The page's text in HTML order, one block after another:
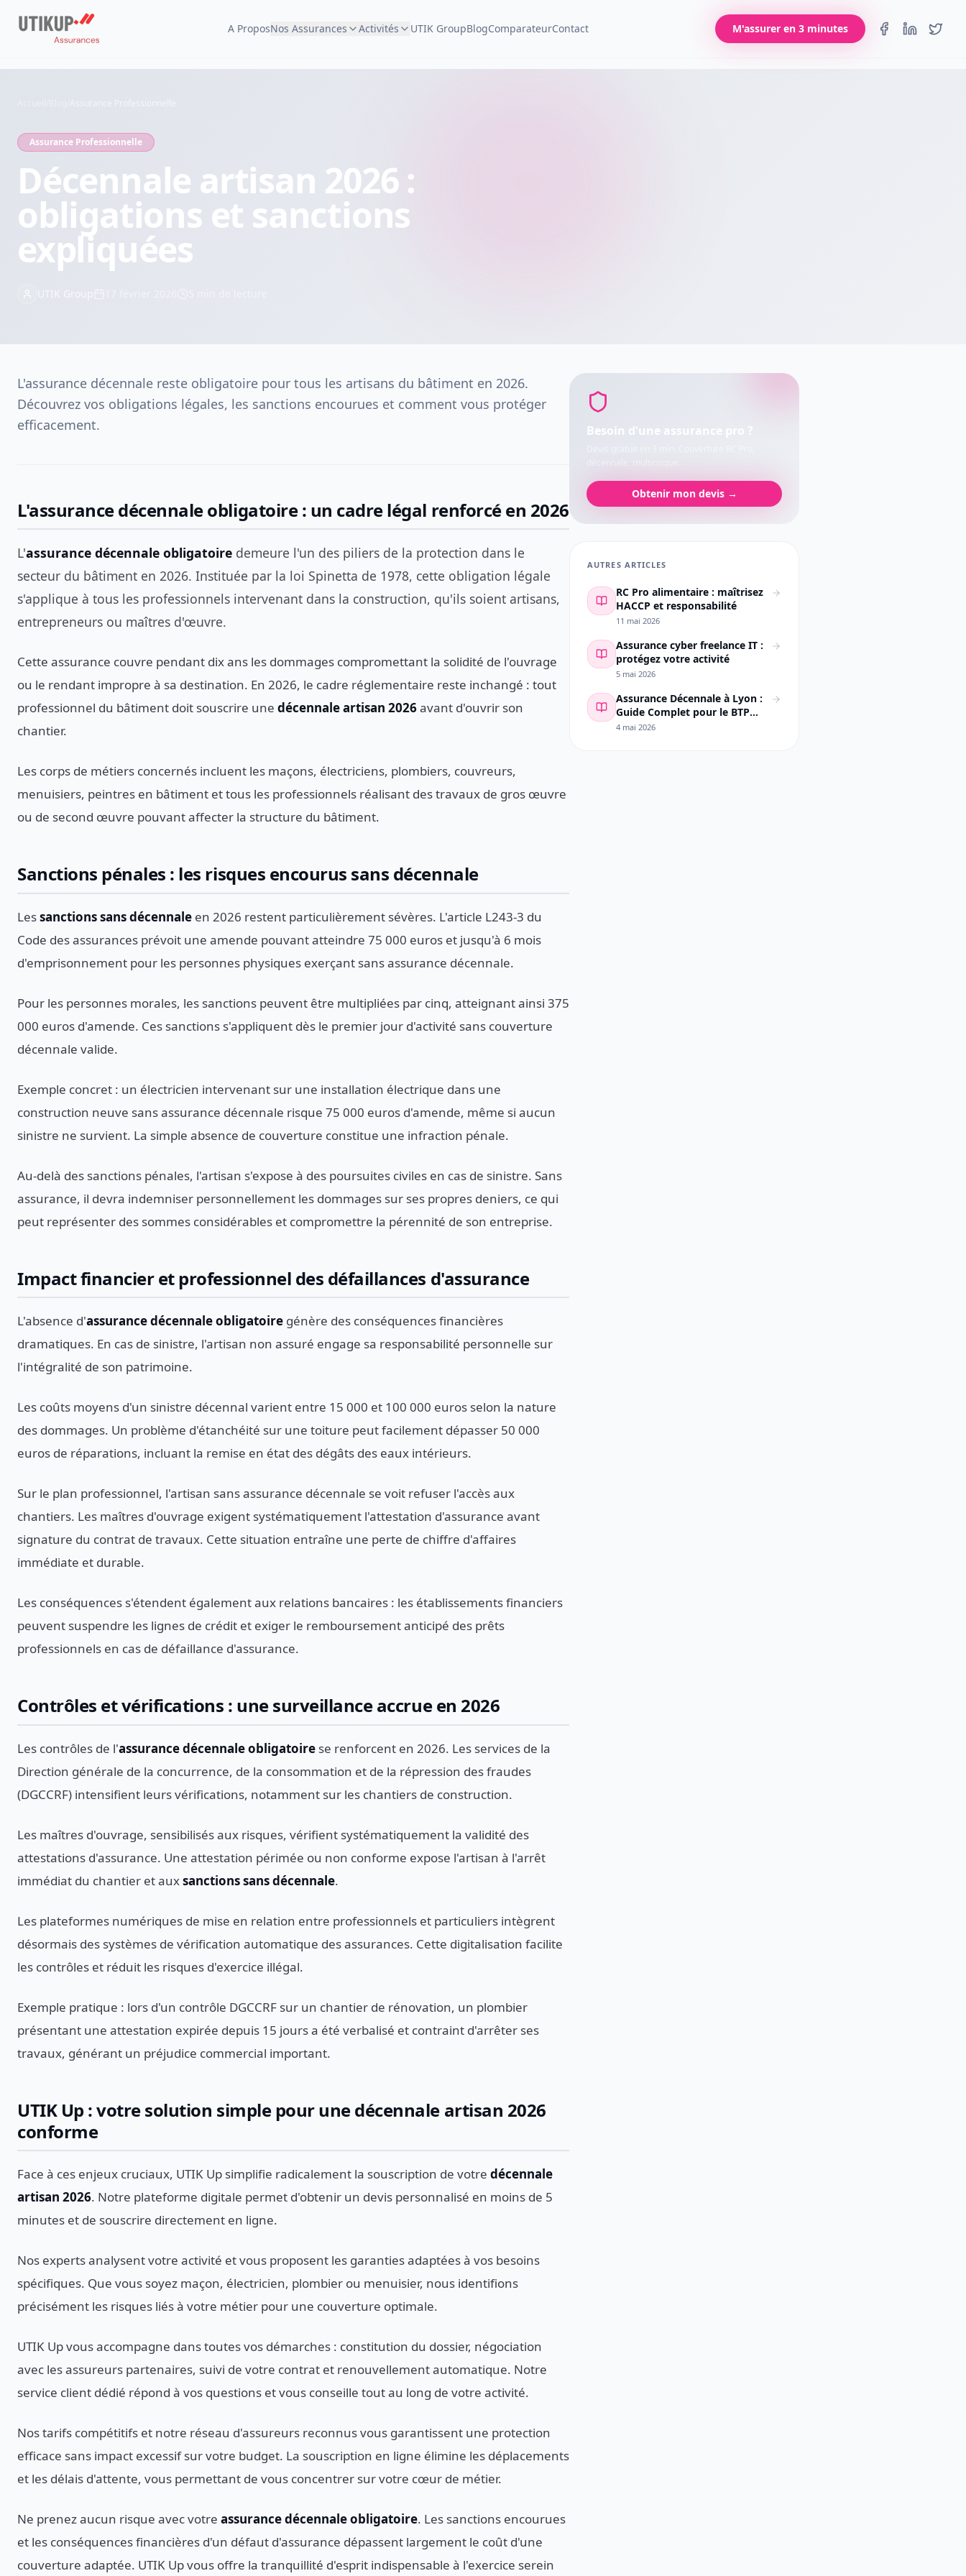
A ProposNos Assurances Activités UTIK GroupBlogComparateurContact M'assurer en 3 minutes
Assurance Professionnelle
Décennale artisan 2026 :
obligations et sanctions
expliquées
L'assurance décennale reste obligatoire pour tous les artisans du bâtiment en 2026.
Découvrez vos obligations légales, les sanctions encourues et comment vous protéger
efficacement.
L'assurance décennale obligatoire : un cadre légal renforcé en 2026
L'assurance décennale obligatoire demeure l'un des piliers de la protection dans le
secteur du bâtiment en 2026. Instituée par la loi Spinetta de 1978, cette obligation légale
s'applique à tous les professionnels intervenant dans la construction, qu'ils soient artisans,
entrepreneurs ou maîtres d'œuvre.
Cette assurance couvre pendant dix ans les dommages compromettant la solidité de l'ouvrage
ou le rendant impropre à sa destination. En 2026, le cadre réglementaire reste inchangé : tout
professionnel du bâtiment doit souscrire une décennale artisan 2026avant d'ouvrir son
chantier.
Les corps de métiers concernés incluent les maçons, électriciens, plombiers, couvreurs,
menuisiers, peintres en bâtiment et tous les professionnels réalisant des travaux de gros œuvre
ou de second œuvre pouvant affecter la structure du bâtiment.
Sanctions pénales : les risques encourus sans décennale
Lessanctions sans décennale en 2026 restent particulièrement sévères. L'article L243-3 du
Code des assurances prévoit une amende pouvant atteindre 75 000 euros et jusqu'à 6 mois
d'emprisonnement pour les personnes physiques exerçant sans assurance décennale.
Pour les personnes morales, les sanctions peuvent être multipliées par cinq, atteignant ainsi 375
000 euros d'amende. Ces sanctions s'appliquent dès le premier jour d'activité sans couverture
décennale valide.
Exemple concret : un électricien intervenant sur une installation électrique dans une
construction neuve sans assurance décennale risque 75 000 euros d'amende, même si aucun
sinistre ne survient. La simple absence de couverture constitue une infraction pénale.
Au-delà des sanctions pénales, l'artisan s'expose à des poursuites civiles en cas de sinistre. Sans
assurance, il devra indemniser personnellement les dommages sur ses propres deniers, ce qui
peut représenter des sommes considérables et compromettre la pérennité de son entreprise.
Impact financier et professionnel des défaillances d'assurance
L'absence d'assurance décennale obligatoire génère des conséquences financières
dramatiques. En cas de sinistre, l'artisan non assuré engage sa responsabilité personnelle sur
l'intégralité de son patrimoine.
Les coûts moyens d'un sinistre décennal varient entre 15 000 et 100 000 euros selon la nature
des dommages. Un problème d'étanchéité sur une toiture peut facilement dépasser 50 000
euros de réparations, incluant la remise en état des dégâts des eaux intérieurs.
Sur le plan professionnel, l'artisan sans assurance décennale se voit refuser l'accès aux
chantiers. Les maîtres d'ouvrage exigent systématiquement l'attestation d'assurance avant
signature du contrat de travaux. Cette situation entraîne une perte de chiffre d'affaires
immédiate et durable.
Les conséquences s'étendent également aux relations bancaires : les établissements financiers
peuvent suspendre les lignes de crédit et exiger le remboursement anticipé des prêts
professionnels en cas de défaillance d'assurance.
Contrôles et vérifications : une surveillance accrue en 2026
Les contrôles de l'assurance décennale obligatoire se renforcent en 2026. Les services de la
Direction générale de la concurrence, de la consommation et de la répression des fraudes
(DGCCRF) intensifient leurs vérifications, notamment sur les chantiers de construction.
Les maîtres d'ouvrage, sensibilisés aux risques, vérifient systématiquement la validité des
attestations d'assurance. Une attestation périmée ou non conforme expose l'artisan à l'arrêt
immédiat du chantier et auxsanctions sans décennale.
Les plateformes numériques de mise en relation entre professionnels et particuliers intègrent
désormais des systèmes de vérification automatique des assurances. Cette digitalisation facilite
les contrôles et réduit les risques d'exercice illégal.
Exemple pratique : lors d'un contrôle DGCCRF sur un chantier de rénovation, un plombier
présentant une attestation expirée depuis 15 jours a été verbalisé et contraint d'arrêter ses
travaux, générant un préjudice commercial important.
UTIK Up : votre solution simple pour une décennale artisan 2026
conforme
Face à ces enjeux cruciaux, UTIK Up simplifie radicalement la souscription de votre décennale
artisan 2026. Notre plateforme digitale permet d'obtenir un devis personnalisé en moins de 5
minutes et de souscrire directement en ligne.
Nos experts analysent votre activité et vous proposent les garanties adaptées à vos besoins
spécifiques. Que vous soyez maçon, électricien, plombier ou menuisier, nous identifions
précisément les risques liés à votre métier pour une couverture optimale.
UTIK Up vous accompagne dans toutes vos démarches : constitution du dossier, négociation
avec les assureurs partenaires, suivi de votre contrat et renouvellement automatique. Notre
service client dédié répond à vos questions et vous conseille tout au long de votre activité.
Nos tarifs compétitifs et notre réseau d'assureurs reconnus vous garantissent une protection
efficace sans impact excessif sur votre budget. La souscription en ligne élimine les déplacements
et les délais d'attente, vous permettant de vous concentrer sur votre cœur de métier.
Ne prenez aucun risque avec votre assurance décennale obligatoire. Les sanctions encourues
et les conséquences financières d'un défaut d'assurance dépassent largement le coût d'une
couverture adaptée. UTIK Up vous offre la tranquillité d'esprit indispensable à l'exercice serein
Besoin d'une assurance pro ?
Obtenir mon devis →
AUTRES ARTICLES
RC Pro alimentaire : maîtrisez
HACCP et responsabilité
11 mai 2026
Assurance cyber freelance IT :
protégez votre activité
5 mai 2026
Assurance Décennale à Lyon :
Guide Complet pour le BTP
Lyonnais
4 mai 2026